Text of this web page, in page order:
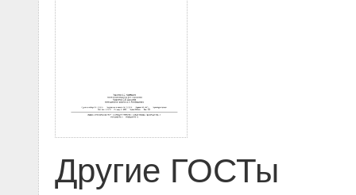
Другие ГОСТы